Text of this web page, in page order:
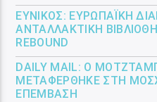
ΕΎΝΙΚΟΣ: ΕΥΡΩΠΑΪΚΉ
ΑΝΤΑΛΛΑΚΤΙΚΉ
REBOUND
DAILY MAIL: Ο
ΜΕΤΑΦΈΡΘΗΚΕ ΣΤΗ
ΕΠΈΜΒΑΣΗ